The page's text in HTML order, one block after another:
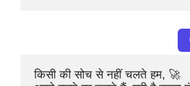
किसी की सोच से नहीं चलते हम, 🚀